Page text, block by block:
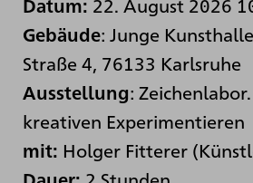
Datum: 22. August 2026
Gebäude: Junge
Straße 4, 76133 Karlsruhe
Ausstellung:
kreativen Experimentieren
mit: Holger Fitterer